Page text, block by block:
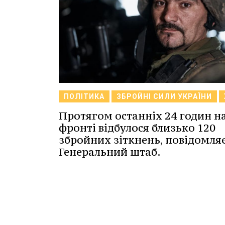
ПОЛІТИКА ЗБРОЙНІ СИЛИ УКРАЇНИ
Протягом останніх 24 годин
фронті відбулося близько 120
збройних зіткнень,
Генеральний штаб.